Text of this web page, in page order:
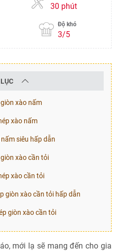
30 phút
Độ khó
3/5
xào nấm
xào nấm
siêu hấp dẫn
xào cần tỏi
xào cần tỏi
giòn xào cần tỏi hấp dẫn
giòn xào cần tỏi
mới lạ sẽ mang đến cho gia